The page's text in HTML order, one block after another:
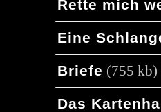
Rette mich
Eine
Briefe (755 kb)
Das